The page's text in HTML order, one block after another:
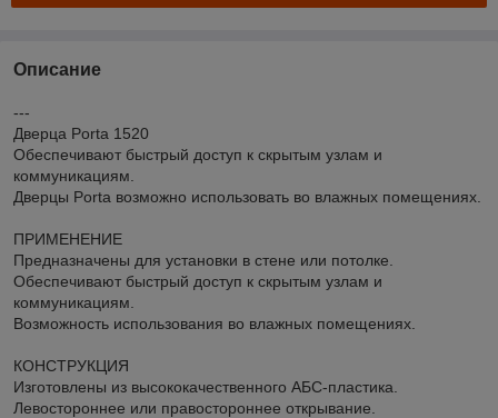
Описание
---
Дверца Porta 1520
Обеспечивают быстрый доступ к скрытым узлам и
коммуникациям.
Дверцы Porta возможно использовать во влажных помещениях.
ПРИМЕНЕНИЕ
Предназначены для установки в стене или потолке.
Обеспечивают быстрый доступ к скрытым узлам и
коммуникациям.
Возможность использования во влажных помещениях.
КОНСТРУКЦИЯ
Изготовлены из высококачественного АБС-пластика.
Левостороннее или правостороннее открывание.